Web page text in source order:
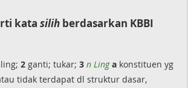
kata silih berdasarkan KBBI
2 ganti; tukar; 3 n Ling a konstituen yg
tidak terdapat dl struktur dasar,